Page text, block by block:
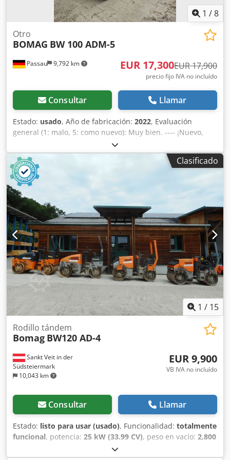
1 /8
Passau 9,792 km
Otro
BOMAG BW 100 ADM-5
EUR 17,300EUR 17,900
precio fijo IVA no incluído
Consultar Llamar
Estado: usado, Año de fabricación: 2022, Evaluación
general (1: malo, 5: como nuevo): Muy bien. ---- ¡Nuevo,
cumple con las normas de seguridad! Djdpfjzkzzhsx Alajck
Clasificado
1 / 15
Sankt Veit in der
Südsteiermark
10,043 km
Rodillo tándem
Bomag BW120 AD-4
EUR 9,900
VB IVA no incluído
Consultar Llamar
Estado: listo para usar (usado), Funcionalidad: totalmente
funcional, potencia: 25 kW (33.99 CV), peso en vacío: 2,800
, horas de funcionamiento: